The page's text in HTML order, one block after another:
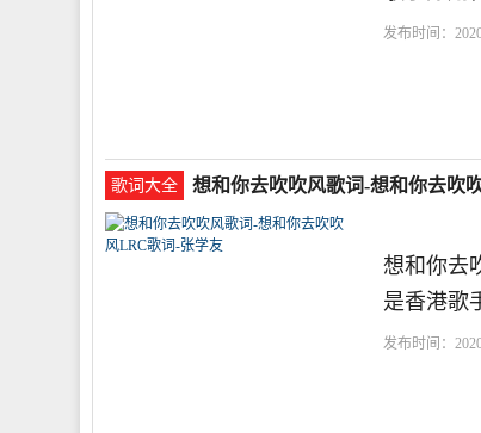
发布时间：
歌词大全 想和你去吹吹风歌词-想和你去吹
想和你去
是香港歌
发布时间：